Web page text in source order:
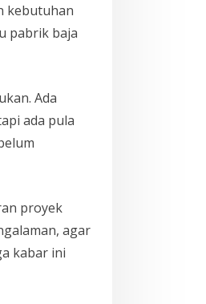
kebutuhan
pabrik baja
Ada
ada pula
proyek
agar
kabar ini